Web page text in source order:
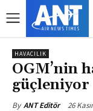
HAVACILIK
OGM’nin
güçleniyor
By ANT Editör 26